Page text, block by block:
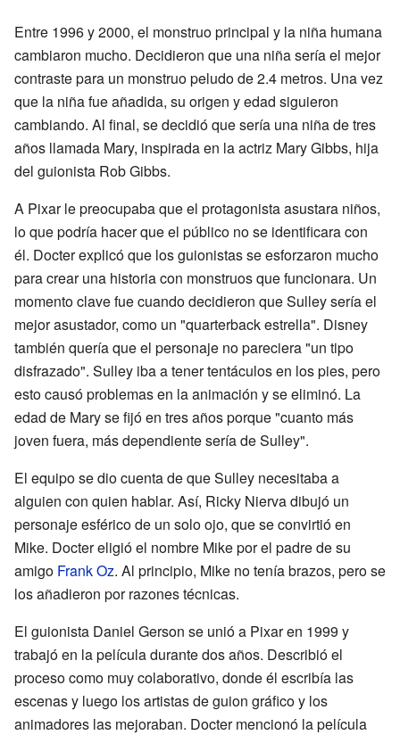
Entre 1996 y 2000, el monstruo principal y la niña humana
cambiaron mucho. Decidieron que una niña sería el mejor
contraste para un monstruo peludo de 2.4 metros. Una vez
que la niña fue añadida, su origen y edad siguieron
cambiando. Al final, se decidió que sería una niña de tres
años llamada Mary, inspirada en la actriz Mary Gibbs, hija
del guionista Rob Gibbs.
A Pixar le preocupaba que el protagonista asustara niños,
lo que podría hacer que el público no se identificara con
él. Docter explicó que los guionistas se esforzaron mucho
para crear una historia con monstruos que funcionara. Un
momento clave fue cuando decidieron que Sulley sería el
mejor asustador, como un "quarterback estrella". Disney
también quería que el personaje no pareciera "un tipo
disfrazado". Sulley iba a tener tentáculos en los pies, pero
esto causó problemas en la animación y se eliminó. La
edad de Mary se fijó en tres años porque "cuanto más
joven fuera, más dependiente sería de Sulley".
El equipo se dio cuenta de que Sulley necesitaba a
alguien con quien hablar. Así, Ricky Nierva dibujó un
personaje esférico de un solo ojo, que se convirtió en
Mike. Docter eligió el nombre Mike por el padre de su
amigo Frank Oz. Al principio, Mike no tenía brazos, pero se
los añadieron por razones técnicas.
El guionista Daniel Gerson se unió a Pixar en 1999 y
trabajó en la película durante dos años. Describió el
proceso como muy colaborativo, donde él escribía las
escenas y luego los artistas de guion gráfico y los
animadores las mejoraban. Docter mencionó la película